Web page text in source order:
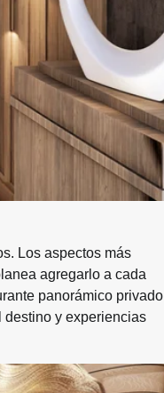
Los aspectos más
agregarlo a cada
panorámico privado
destino y experiencias